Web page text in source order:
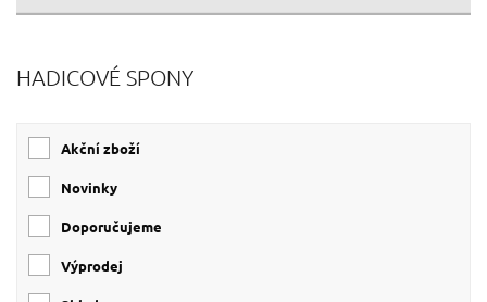
HADICOVÉ SPONY
Akční zboží
Novinky
Doporučujeme
Výprodej